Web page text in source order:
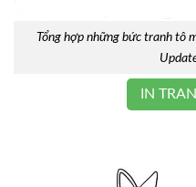
Tổng hợp những bức tranh tô
IN